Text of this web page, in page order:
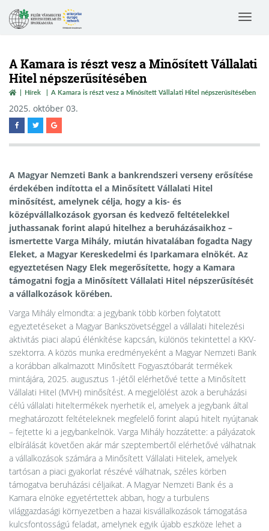
Toggle
A Kamara is részt vesz a Minősített Vállalati
Hitel népszerűsítésében
Hírek A Kamara is részt vesz a Minősített Vállalati Hitel népszerűsítésében
2025. október 03.
A Magyar Nemzeti Bank a bankrendszeri verseny erősítése
érdekében indította el a Minősített Vállalati Hitel
minősítést, amelynek célja, hogy a kis- és
középvállalkozások gyorsan és kedvező feltételekkel
juthassanak forint alapú hitelhez a beruházásaikhoz –
ismertette Varga Mihály, miután hivatalában fogadta Nagy
Eleket, a Magyar Kereskedelmi és Iparkamara elnökét. Az
egyeztetésen Nagy Elek megerősítette, hogy a Kamara
támogatni fogja a Minősített Vállalati Hitel népszerűsítését
a vállalkozások körében.
Varga Mihály elmondta: a jegybank több körben folytatott
egyeztetéseket a Magyar Bankszövetséggel a vállalati hitelezési
aktivitás piaci alapú élénkítése kapcsán, különös tekintettel a KKV-
szektorra. A közös munka eredményeként a Magyar Nemzeti Bank
a korábban alkalmazott Minősített Fogyasztóbarát termékek
mintájára, 2025. augusztus 1-jétől elérhetővé tette a Minősített
Vállalati Hitel (MVH) minősítést. A megjelölést azok a beruházási
célú vállalati hiteltermékek nyerhetik el, amelyek a jegybank által
meghatározott feltételeknek megfelelő forint alapú hitelt nyújtanak
– fejtette ki a jegybankelnök. Varga Mihály hozzátette: a pályázatok
elbírálását követően akár már szeptembertől elérhetővé válhatnak
a vállalkozások számára a Minősített Vállalati Hitelek, amelyek
tartósan a piaci gyakorlat részévé válhatnak, széles körben
támogatva beruházási céljaikat. A Magyar Nemzeti Bank és a
Kamara elnöke egyetértettek abban, hogy a turbulens
világgazdasági környezetben a hazai kisvállalkozások támogatása
kulcsfontosságú feladat, amelynek egyik újabb eszköze lehet a